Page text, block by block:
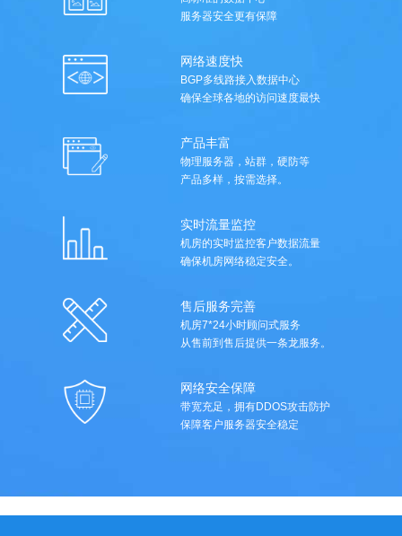
服务器安全更有保障
网络速度快
BGP多线路接入数据中心
确保全球各地的访问速度最快
产品丰富
物理服务器，站群，硬防等
产品多样，按需选择。
实时流量监控
机房的实时监控客户数据流量
确保机房网络稳定安全。
售后服务完善
机房7*24小时顾问式服务
从售前到售后提供一条龙服务。
网络安全保障
带宽充足，拥有DDOS攻击防护
保障客户服务器安全稳定